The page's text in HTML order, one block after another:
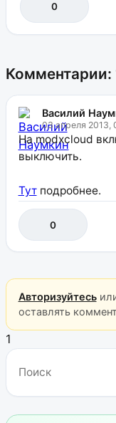
0
Комментарии:
Василий
03 апреля 2013,
На modxcloud
выключить.
Тутподробнее.
0
Авторизуйтесь
оставлять
1